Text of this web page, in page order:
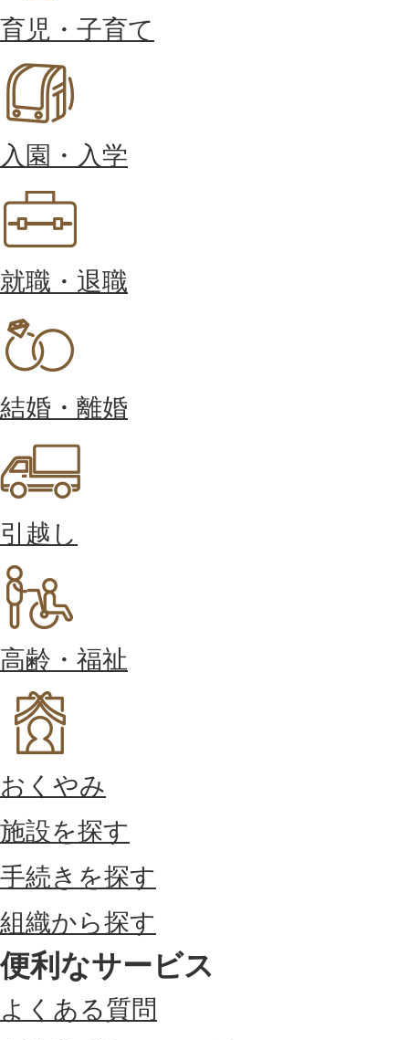
育児・子育て
入園・入学
就職・退職
結婚・離婚
引越し
高齢・福祉
おくやみ
施設を探す
手続きを探す
組織から探す
便利なサービス
よくある質問